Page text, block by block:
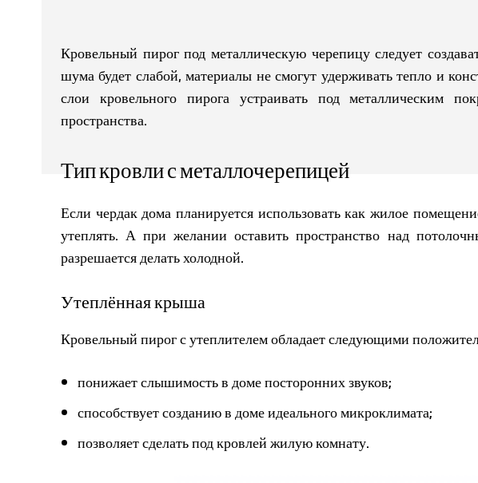
Кровельный пирог под металлическую черепицу следует
шума будет слабой, материалы не смогут удерживать тепло и
слои кровельного пирога устраивать под металлическим
пространства.
Тип кровли с металлочерепицей
Если чердак дома планируется использовать как жилое
утеплять. А при желании оставить пространство над
разрешается делать холодной.
Утеплённая крыша
Кровельный пирог с утеплителем обладает следующими
понижает слышимость в доме посторонних звуков;
способствует созданию в доме идеального микроклимата;
позволяет сделать под кровлей жилую комнату.